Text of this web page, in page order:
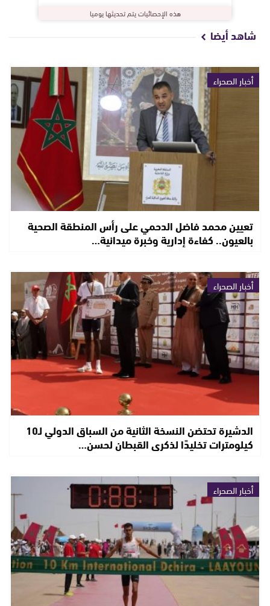
هذه الإحصائيات يتم تحديثها يوميا
شاهد أيضا
أخبار الصحراء
تعيين محمد فاضل الدحمي على رأس المنطقة الصحية
بالعيون.. كفاءة إدارية وخبرة ميدانية…
أخبار الصحراء
الدشيرة تحتضن النسخة الثانية من السباق الدولي لـ10
كيلومترات تخليدًا لذكرى القبطان لحسن…
أخبار الصحراء